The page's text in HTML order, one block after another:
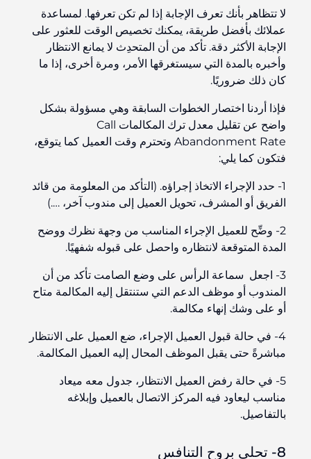
لا تتظاهر بأنك تعرف الإجابة إذا لم تكن تعرفها. لمساعدة
عملائك بأفضل طريقة، يمكنك تخصيص الوقت للعثور على
الإجابة الأكثر دقة. تأكد من أن المتحدِث لا يمانع الانتظار
وأخبره بالمدة التي سيستغرقها الأمر، ومرة أخرى، إذا ما
كان ذلك ضروريًا.
فإذا أردنا اختصار الخطوات السابقة وهي مسؤولة بشكل
واضح عن تقليل معدل ترك المكالمات Call
Abandonment Rate وتحترم وقت العميل كما يتوقع،
فتكون كما يلي:
1- حدد الإجراء الاتخاذ إجراؤه. (التأكد من المعلومة من قائد
الفريق أو المشرف، تحويل العميل إلى مندوب آخر، ….)
2- وضِّح للعميل الإجراء المناسب من وجهة نظرك ووضح
المدة المتوقعة لانتظاره واحصل على قبوله شفهيًا.
3- اجعل سماعة الرأس على وضع الصامت تأكد من أن
المندوب أو موظف الدعم التي ستنتقل إليه المكالمة متاح
أو على وشك إنهاء مكالمة.
4- في حالة قبول العميل الإجراء، ضع العميل على الانتظار
مباشرةً حتى يقبل الموظف المحال إليه العميل المكالمة.
5- في حالة رفض العميل الانتظار، جدول معه ميعاد
مناسب ليعاود فيه المركز الاتصال بالعميل وإبلاغه
بالتفاصيل.
8- تحلي بروح التنافس